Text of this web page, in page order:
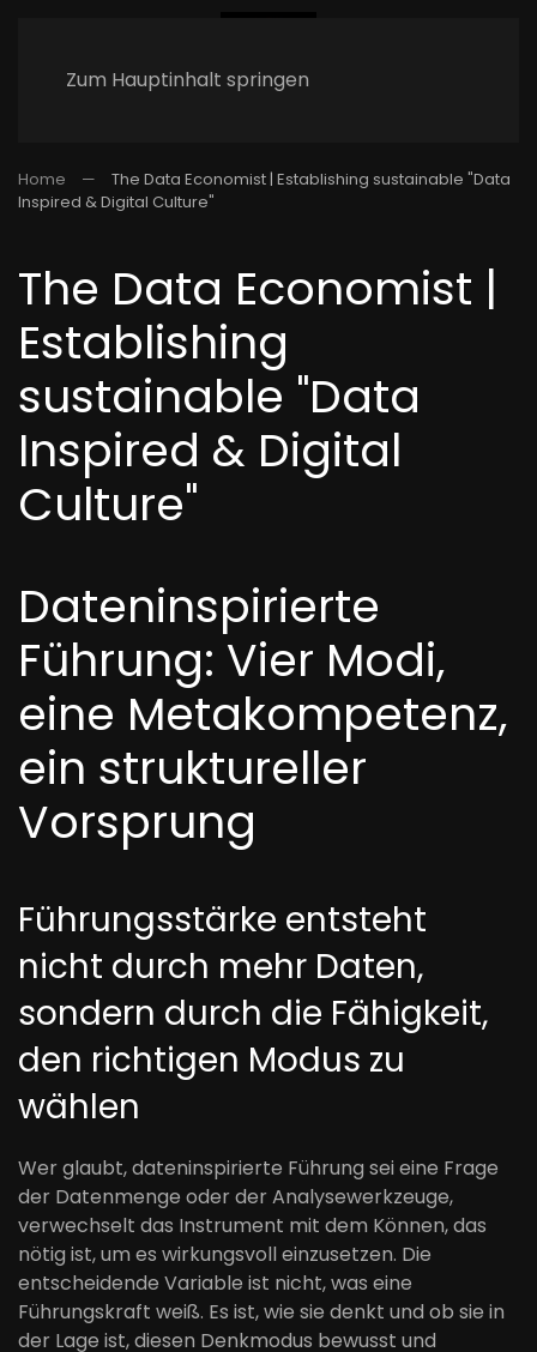
Zum Hauptinhalt springen
Home
The Data Economist | Establishing sustainable "Data
Inspired & Digital Culture"
The Data Economist |
Establishing
sustainable "Data
Inspired & Digital
Culture"
Dateninspirierte
Führung: Vier Modi,
eine Metakompetenz,
ein struktureller
Vorsprung
Führungsstärke entsteht
nicht durch mehr Daten,
sondern durch die Fähigkeit,
den richtigen Modus zu
wählen
Wer glaubt, dateninspirierte Führung sei eine Frage
der Datenmenge oder der Analysewerkzeuge,
verwechselt das Instrument mit dem Können, das
nötig ist, um es wirkungsvoll einzusetzen. Die
entscheidende Variable ist nicht, was eine
Führungskraft weiß. Es ist, wie sie denkt und ob sie in
der Lage ist, diesen Denkmodus bewusst und